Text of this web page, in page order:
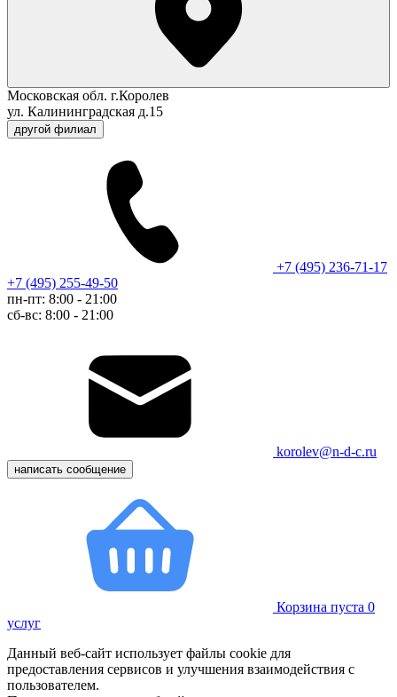
Московская обл. г.Королев
ул. Калининградская д.15
другой филиал
+7 (495) 236-71-17
+7 (495) 255-49-50
пн-пт: 8:00 - 21:00
сб-вс: 8:00 - 21:00
korolev@n-d-c.ru
написать сообщение
Корзина пуста 0
услуг
Данный веб-сайт использует файлы cookie для
предоставления сервисов и улучшения взаимодействия с
пользователем.